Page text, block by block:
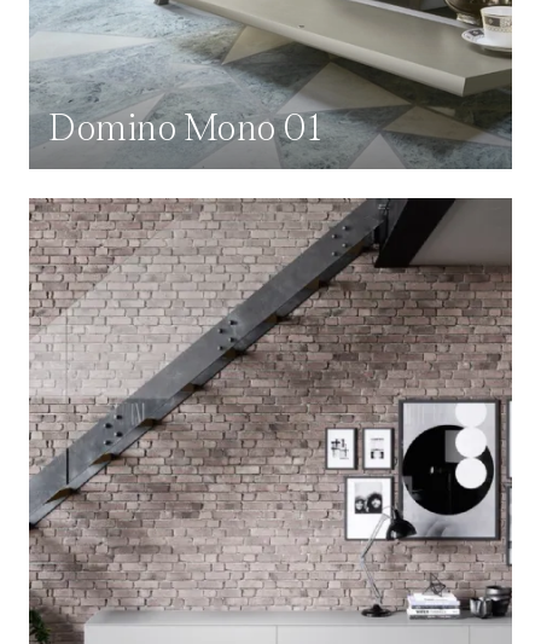
Domino Mono 01